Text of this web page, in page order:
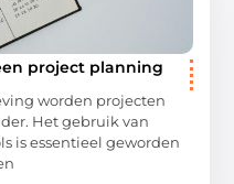
project planning
worden projecten
Het gebruik van
is essentieel geworden